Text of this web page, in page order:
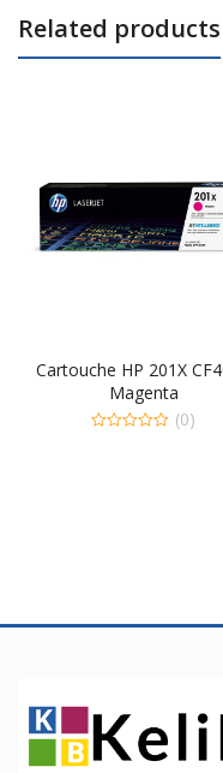
Related products
Cartouche HP 201X
Magenta
(0)